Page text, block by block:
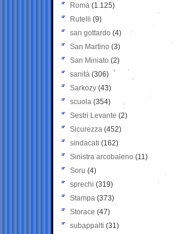
Roma (1.125)
Rutelli (9)
san gottardo (4)
San Martino (3)
San Miniato (2)
sanità (306)
Sarkozy (43)
scuola (354)
Sestri Levante (2)
Sicurezza (452)
sindacati (162)
Sinistra arcobaleno (11)
Soru (4)
sprechi (319)
Stampa (373)
Storace (47)
subappalti (31)